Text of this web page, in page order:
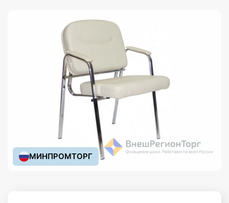
МИНПРОМТОРГ